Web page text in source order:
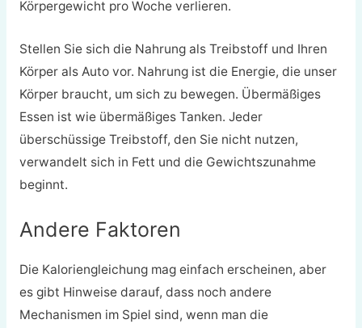
Körpergewicht pro Woche verlieren.
Stellen Sie sich die Nahrung als Treibstoff und Ihren
Körper als Auto vor. Nahrung ist die Energie, die unser
Körper braucht, um sich zu bewegen. Übermäßiges
Essen ist wie übermäßiges Tanken. Jeder
überschüssige Treibstoff, den Sie nicht nutzen,
verwandelt sich in Fett und die Gewichtszunahme
beginnt.
Andere Faktoren
Die Kaloriengleichung mag einfach erscheinen, aber
es gibt Hinweise darauf, dass noch andere
Mechanismen im Spiel sind, wenn man die